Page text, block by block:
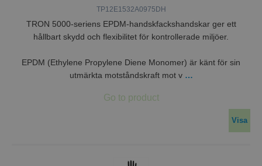
TP12E1532A0975DH
TRON 5000-seriens EPDM-handskfackshandskar ger ett
hållbart skydd och flexibilitet för kontrollerade miljöer.
EPDM (Ethylene Propylene Diene Monomer) är känt för sin
utmärkta motståndskraft mot v …
Visa